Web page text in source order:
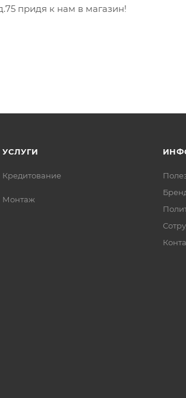
придя к нам в магазин!
УСЛУГИ
Кредитование
Монтаж